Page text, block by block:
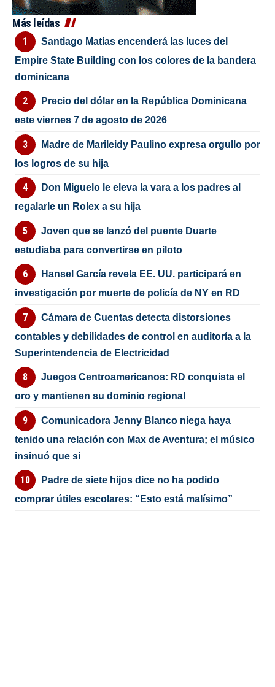
Más leídas
Santiago Matías encenderá las luces del
Empire State Building con los colores de la bandera
dominicana
Precio del dólar en la República Dominicana
este viernes 7 de agosto de 2026
Madre de Marileidy Paulino expresa orgullo por
los logros de su hija
Don Miguelo le eleva la vara a los padres al
regalarle un Rolex a su hija
Joven que se lanzó del puente Duarte
estudiaba para convertirse en piloto
Hansel García revela EE. UU. participará en
investigación por muerte de policía de NY en RD
Cámara de Cuentas detecta distorsiones
contables y debilidades de control en auditoría a la
Superintendencia de Electricidad
Juegos Centroamericanos: RD conquista el
oro y mantienen su dominio regional
Comunicadora Jenny Blanco niega haya
tenido una relación con Max de Aventura; el músico
insinuó que si
Padre de siete hijos dice no ha podido
comprar útiles escolares: “Esto está malísimo”